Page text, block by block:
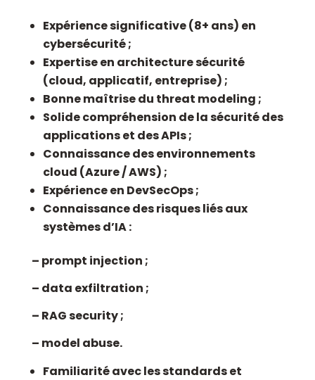
Expérience significative (8+ ans) en
cybersécurité ;
Expertise en architecture sécurité
(cloud, applicatif, entreprise) ;
Bonne maîtrise du threat modeling ;
Solide compréhension de la sécurité des
applications et des APIs ;
Connaissance des environnements
cloud (Azure / AWS) ;
Expérience en DevSecOps ;
Connaissance des risques liés aux
systèmes d’IA :
– prompt injection ;
– data exfiltration ;
– RAG security ;
– model abuse.
Familiarité avec les standards et